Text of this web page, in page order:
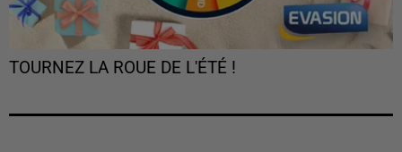
TOURNEZ LA ROUE DE L'ÉTÉ !